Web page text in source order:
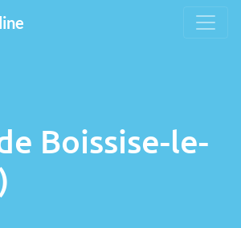
Boissise-le-